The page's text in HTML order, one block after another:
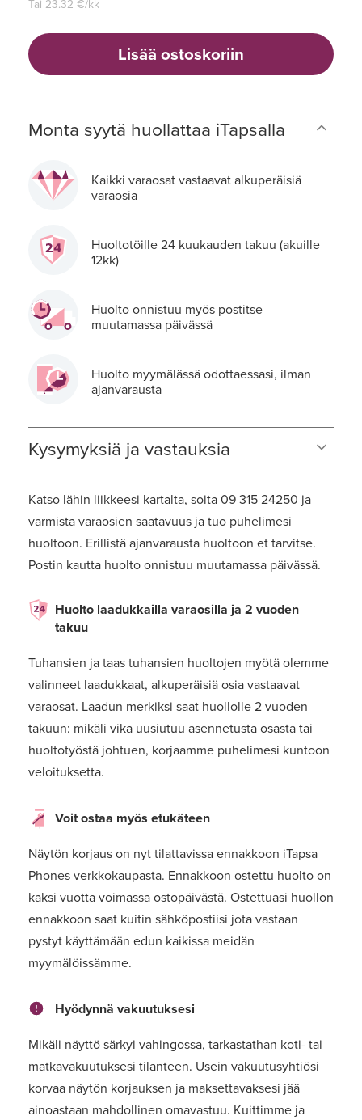
Tai 23.32 €/kk
Lisää ostoskoriin
Monta syytä huollattaa iTapsalla
Kaikki varaosat vastaavat alkuperäisiä
varaosia
Huoltotöille 24 kuukauden takuu (akuille
12kk)
Huolto onnistuu myös postitse
muutamassa päivässä
Huolto myymälässä odottaessasi, ilman
ajanvarausta
Kysymyksiä ja vastauksia
Katso lähin liikkeesi kartalta, soita 09 315 24250 ja
varmista varaosien saatavuus ja tuo puhelimesi
huoltoon. Erillistä ajanvarausta huoltoon et tarvitse.
Postin kautta huolto onnistuu muutamassa päivässä.
Huolto laadukkailla varaosilla ja 2 vuoden
takuu
Tuhansien ja taas tuhansien huoltojen myötä olemme
valinneet laadukkaat, alkuperäisiä osia vastaavat
varaosat. Laadun merkiksi saat huollolle 2 vuoden
takuun: mikäli vika uusiutuu asennetusta osasta tai
huoltotyöstä johtuen, korjaamme puhelimesi kuntoon
veloituksetta.
Voit ostaa myös etukäteen
Näytön korjaus on nyt tilattavissa ennakkoon iTapsa
Phones verkkokaupasta. Ennakkoon ostettu huolto on
kaksi vuotta voimassa ostopäivästä. Ostettuasi huollon
ennakkoon saat kuitin sähköpostiisi jota vastaan
pystyt käyttämään edun kaikissa meidän
myymälöissämme.
Hyödynnä vakuutuksesi
Mikäli näyttö särkyi vahingossa, tarkastathan koti- tai
matkavakuutuksesi tilanteen. Usein vakuutusyhtiösi
korvaa näytön korjauksen ja maksettavaksesi jää
ainoastaan mahdollinen omavastuu. Kuittimme ja